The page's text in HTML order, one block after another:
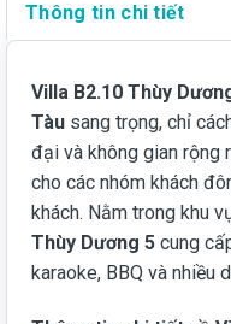
Thông tin chi tiết
Villa B2.10 Thùy
Tàu sang trọng, chỉ
đại và không gian rộng
cho các nhóm khách
khách. Nằm trong khu
Thùy Dương 5 cung
karaoke, BBQ và nhiều